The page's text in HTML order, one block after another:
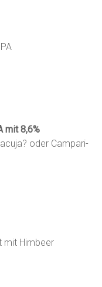
mit 8,6%
oder Campari-
mit Himbeer